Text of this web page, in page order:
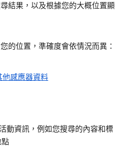
結果，以及根據您的大概位置顯
的位置，準確度會依情況而異：
他感應器資料
動資訊，例如您搜尋的內容和標
點